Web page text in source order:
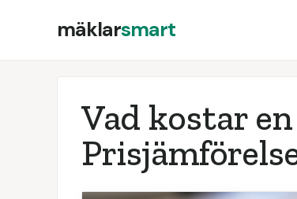
mäklarsmart
Vad kostar